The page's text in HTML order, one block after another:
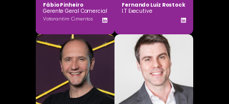
Fábio Pinheiro
Gerente Geral Comercial
Votorantim Cimentos
Fernando Luiz Rostock
I.T Executive